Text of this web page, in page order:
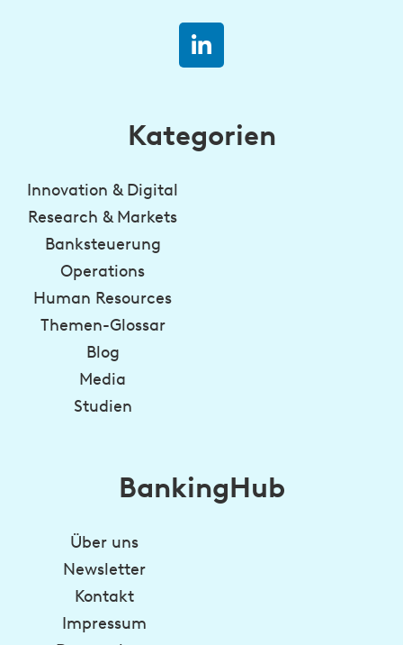
Kategorien
Innovation & Digital
Research & Markets
Banksteuerung
Operations
Human Resources
Themen-Glossar
Blog
Media
Studien
BankingHub
Über uns
Newsletter
Kontakt
Impressum